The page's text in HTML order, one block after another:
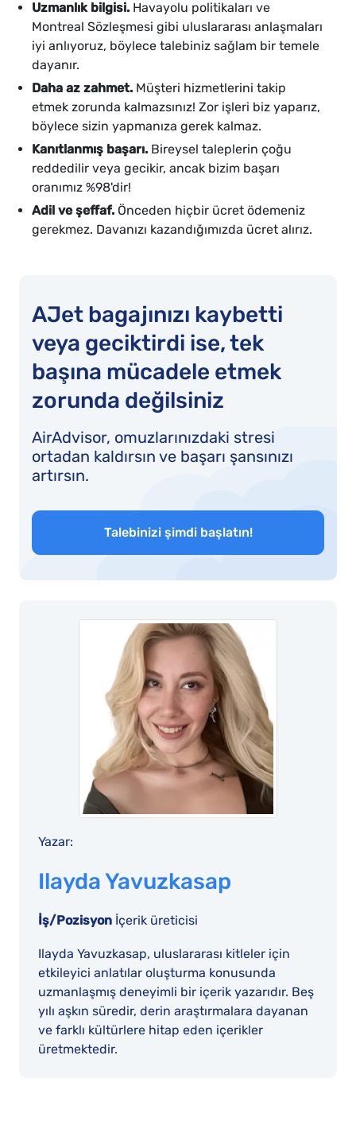
Uzmanlık bilgisi. Havayolu politikaları ve
Montreal Sözleşmesi gibi uluslararası anlaşmaları
iyi anlıyoruz, böylece talebiniz sağlam bir temele
dayanır.
Daha az zahmet. Müşteri hizmetlerini takip
etmek zorunda kalmazsınız! Zor işleri biz yaparız,
böylece sizin yapmanıza gerek kalmaz.
Kanıtlanmış başarı. Bireysel taleplerin çoğu
reddedilir veya gecikir, ancak bizim başarı
oranımız %98'dir!
Adil ve şeffaf. Önceden hiçbir ücret ödemeniz
gerekmez. Davanızı kazandığımızda ücret alırız.
AJet bagajınızı kaybetti
veya geciktirdi ise, tek
başına mücadele etmek
zorunda değilsiniz
AirAdvisor, omuzlarınızdaki stresi
ortadan kaldırsın ve başarı şansınızı
artırsın.
Talebinizi şimdi başlatın!
Yazar:
Ilayda Yavuzkasap
İş/Pozisyon İçerik üreticisi
Ilayda Yavuzkasap, uluslararası kitleler için
etkileyici anlatılar oluşturma konusunda
uzmanlaşmış deneyimli bir içerik yazarıdır. Beş
yılı aşkın süredir, derin araştırmalara dayanan
ve farklı kültürlere hitap eden içerikler
üretmektedir.